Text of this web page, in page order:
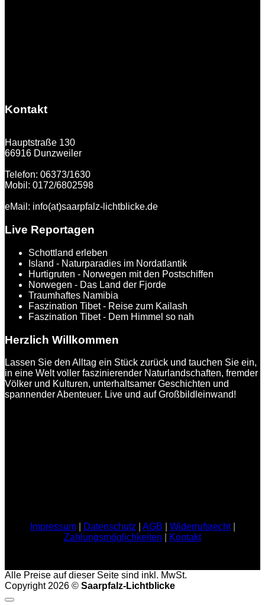
Kontakt
Hauptstraße 130
66916 Dunzweiler
Telefon: 06373/1630
Mobil: 0172/6802598
eMail: info(at)saarpfalz-lichtblicke.de
Live Reportagen
Schottland erleben
Island - Naturparadies im Nordatlantik
Hurtigruten - Norwegen mit den Postschiffen
Norwegen - Das Land der Fjorde
Traumhaftes Namibia
Faszination Tibet - Reise zum Kailash
Faszination Tibet - Dem Himmel so nah
Herzlich Willkommen
Lassen Sie den Alltag ein Stück zurück und tauchen Sie ein,
in eine Welt voller faszinierender Naturlandschaften, fremder
Völker und Kulturen, unterhaltsamer Geschichten und
spannender Abenteuer. Live und auf Großbildleinwand!
Impressum| Datenschutz AGB Widerrufsrecht|
Zahlungsmöglichkeiten
Kontakt
Alle Preise auf dieser Seite sind inkl. MwSt.
Copyright 2026 © Saarpfalz-Lichtblicke